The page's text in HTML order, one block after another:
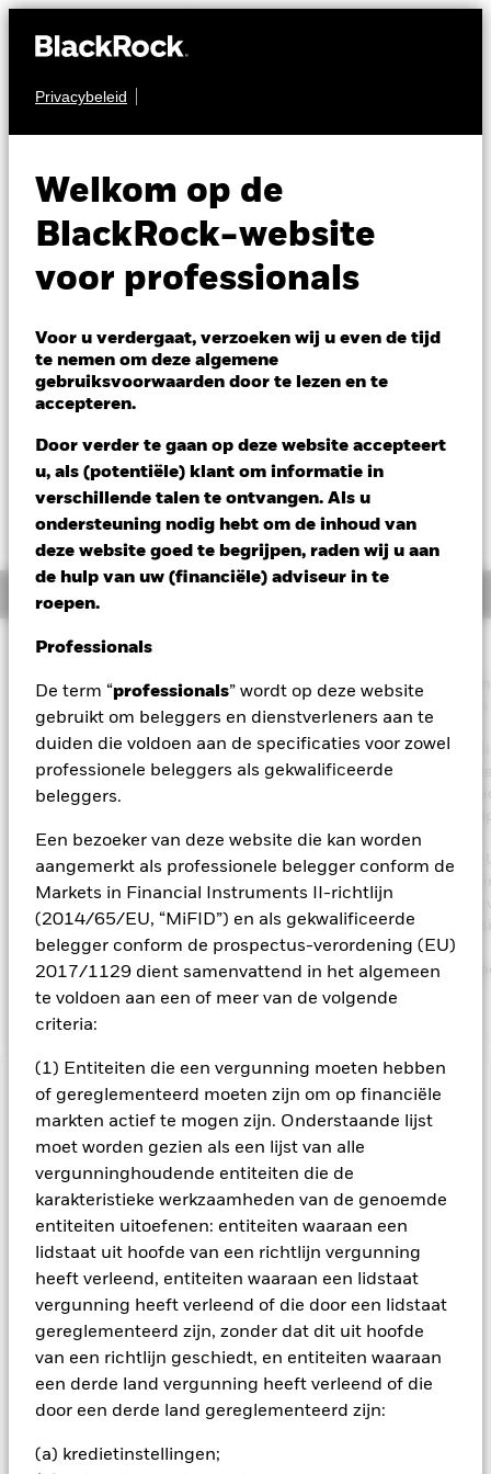
Privacybeleid
Welkom op de
BlackRock-website
voor professionals
Voor u verdergaat, verzoeken wij u even de tijd
te nemen om deze algemene
gebruiksvoorwaarden door te lezen en te
accepteren.
Door verder te gaan op deze website accepteert
u, als (potentiële) klant om informatie in
verschillende talen te ontvangen. Als u
ondersteuning nodig hebt om de inhoud van
deze website goed te begrijpen, raden wij u aan
de hulp van uw (financiële) adviseur in te
roepen.
Professionals
De term “professionals” wordt op deze website
gebruikt om beleggers en dienstverleners aan te
duiden die voldoen aan de specificaties voor zowel
professionele beleggers als gekwalificeerde
beleggers.
Een bezoeker van deze website die kan worden
aangemerkt als professionele belegger conform de
Markets in Financial Instruments II-richtlijn
(2014/65/EU, “MiFID”) en als gekwalificeerde
belegger conform de prospectus-verordening (EU)
2017/1129 dient samenvattend in het algemeen
te voldoen aan een of meer van de volgende
criteria:
(1) Entiteiten die een vergunning moeten hebben
of gereglementeerd moeten zijn om op financiële
markten actief te mogen zijn. Onderstaande lijst
moet worden gezien als een lijst van alle
vergunninghoudende entiteiten die de
karakteristieke werkzaamheden van de genoemde
entiteiten uitoefenen: entiteiten waaraan een
lidstaat uit hoofde van een richtlijn vergunning
heeft verleend, entiteiten waaraan een lidstaat
vergunning heeft verleend of die door een lidstaat
gereglementeerd zijn, zonder dat dit uit hoofde
van een richtlijn geschiedt, en entiteiten waaraan
een derde land vergunning heeft verleend of die
door een derde land gereglementeerd zijn:
(a) kredietinstellingen;
AANDELEN
NAV per 06/aug/2026
USD 299,00
Variatie 52wk: 248,40 - 301,09
USD 0,39 (0,13%)
Overzicht
Beleggingsdoel
Het Fonds streeft naar een maximaal rendement op uw
Fonds en belegt op een wijze die in overeenstemming is met de
principes van een beleggingsbeleid dat rekening houdt met
maatschappij en governance (ESG). Het Fonds belegt ten
van zijn totale activa in aandeleneffecten (bijv. aandelen) van
die zijn gevestigd of voornamelijk economisch actief zijn in
term Europa omvat alle Europese landen inclusief het Verenigd
Koninkrijk, Oost-Europa en de landen van de voormalige Sovjet-
De totale activa van het Fonds worden belegd in
zijn ESG-beleid zoals uiteengezet in het prospectus. Raadpleeg
meer details over de ESG-kenmerken het prospectus en de
BlackRock op
https://www.blackrock.com/corporate/literature/publication/
baseline-screens-in-europe-middleeast-and-africa.pdf
BELANGRIJKE GEGEVENS: Kapitaalrisico.De waarde en
het rendement van beleggingen kunnen dalen en stijgen, en
zijn niet gegarandeerd. Beleggers verliezen mogelijk hun
oorspronkelijke inleg.
De waarde van aandelen en aandelengerelateerde effecten
kan worden beïnvloed door dagelijkse schommelingen op de
behoren politiek en economisch nieuws, bedrijfsresultaten en
belangrijke gebeurtenissen in de bedrijven. Het Fonds streeft
ernaar ondernemingen uit te sluiten die zich bezighouden
met bepaalde activiteiten die niet in overeenstemming zijn
met ESG-criteria. Beleggers dienen daarom voorafgaand aan
afweging te maken over de ESG-screening van het Fonds.
Een dergelijke ESG-screening kan een negatief effect hebben
vergelijking met een fonds zonder een dergelijke screening.